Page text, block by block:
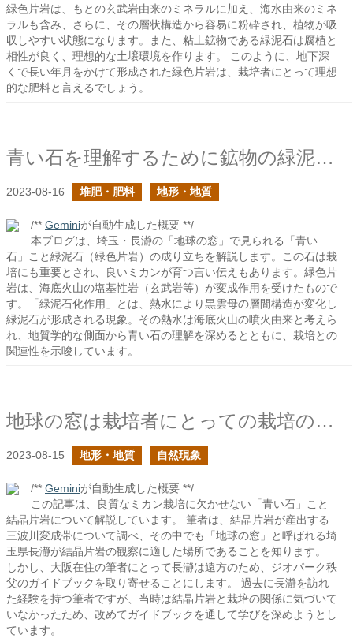
緑色片岩は、もとの玄武岩由来のミネラルに加え、海水由来のミネ
ラルも含み、さらに、その層状構造から容易に粉砕され、植物が吸
収しやすい状態になります。また、粘土鉱物である緑泥石は腐植と
相性が良く、理想的な土壌環境を作ります。 このように、地下深
くで長い年月をかけて形成された緑色片岩は、栽培者にとって理想
的な肥料と言えるでしょう。
青い石を理解するために鉱物の緑泥石化作用を見る
2023-08-16 堆肥・肥料 地形・地質
/** Geminiが自動生成した概要 **/
本ブログは、埼玉・長瀞の「地球の窓」で見られる「青い
石」こと緑泥石（緑色片岩）の成り立ちを解説します。この石は栽
培にも重要とされ、良いミカンが育つ言い伝えもあります。緑色片
岩は、海底火山の塩基性岩（玄武岩等）が変成作用を受けたもので
す。「緑泥石化作用」とは、熱水により黒雲母の層間構造が変化し
緑泥石が形成される現象。その熱水は海底火山の噴火由来と考えら
れ、地質学的な側面から青い石の理解を深めるとともに、栽培との
関連性を示唆しています。
地球の窓は栽培者にとっての栽培の教材でもある
2023-08-15 地形・地質 自然現象
/** Geminiが自動生成した概要 **/
この記事は、良質なミカン栽培に欠かせない「青い石」こと
結晶片岩について解説しています。 筆者は、結晶片岩が産出する
三波川変成帯について調べ、その中でも「地球の窓」と呼ばれる埼
玉県長瀞が結晶片岩の観察に適した場所であることを知ります。
しかし、大阪在住の筆者にとって長瀞は遠方のため、ジオパーク秩
父のガイドブックを取り寄せることにします。 過去に長瀞を訪れ
た経験を持つ筆者ですが、当時は結晶片岩と栽培の関係に気づいて
いなかったため、改めてガイドブックを通して学びを深めようとし
ています。